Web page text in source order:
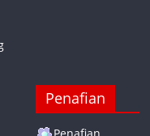
Penafian